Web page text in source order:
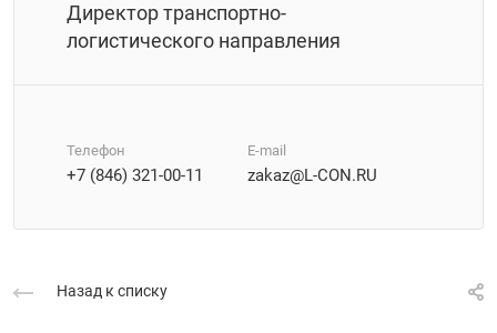
Директор транспортно-
логистического направления
Телефон
+7 (846) 321-00-11
E-mail
zakaz@L-CON.RU
Назад к списку